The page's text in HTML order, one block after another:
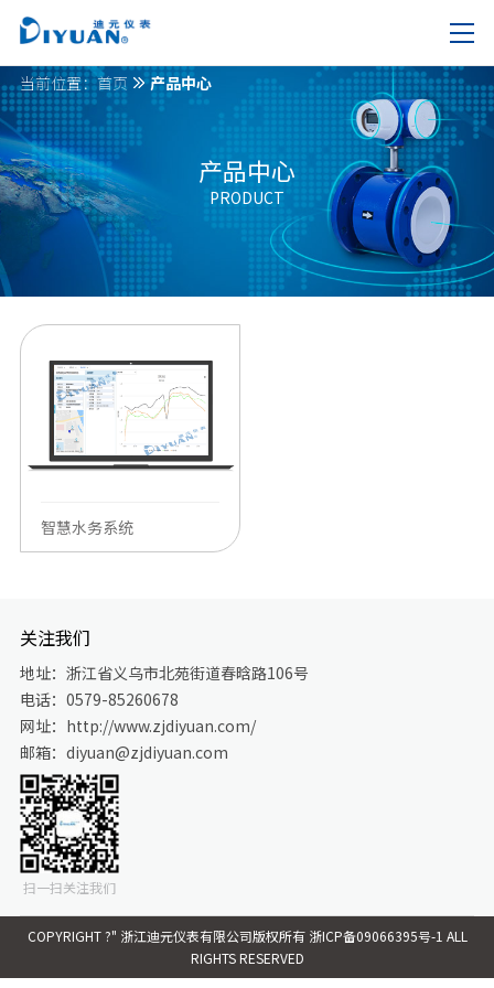
产品中心
PRODUCT
当前位置：首页 产品中心
智慧水务系统
关注我们
地址：浙江省义乌市北苑街道春晗路106号
电话：0579-85260678
网址：http://www.zjdiyuan.com/
邮箱：diyuan@zjdiyuan.com
扫一扫关注我们
COPYRIGHT ?" 浙江迪元仪表有限公司版权所有 浙ICP备09066395号-1 ALL
RIGHTS RESERVED